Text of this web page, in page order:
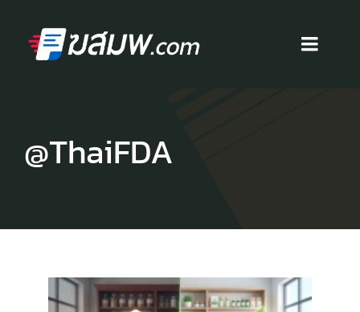
content
บริการ
บทความ
@ThaiFDA